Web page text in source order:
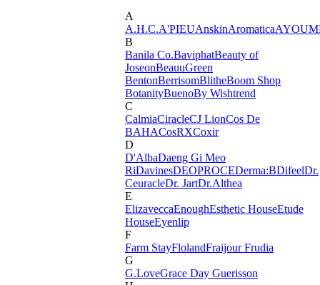
A
A.H.C.A'PIEUAnskinAromatica
B
Banila Co.BaviphatBeauty of
JoseonBeauuGreen
BentonBerrisomBlitheBoom Shop
BotanityBuenoBy Wishtrend
C
CalmiaCiracleCJ LionCos De
BAHACosRXCoxir
D
D'AlbaDaeng Gi Meo
RiDavinesDEOPROCEDerma:BDifeelDr.
CeuracleDr. JartDr.Althea
E
ElizaveccaEnoughEsthetic HouseEtude
HouseEyenlip
F
Farm StayFlolandFraijourFrudia
G
G.LoveGrace Day Guerisson